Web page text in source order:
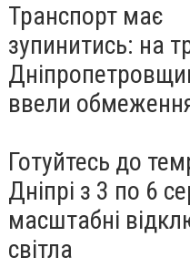
Транспорт має
зупинитись: на
ввели
Готуйтесь до
Дніпрі з 3 по 6
масштабні
світла